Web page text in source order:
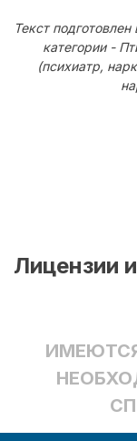
Текст
категории -
(психиатр,
Лицензии